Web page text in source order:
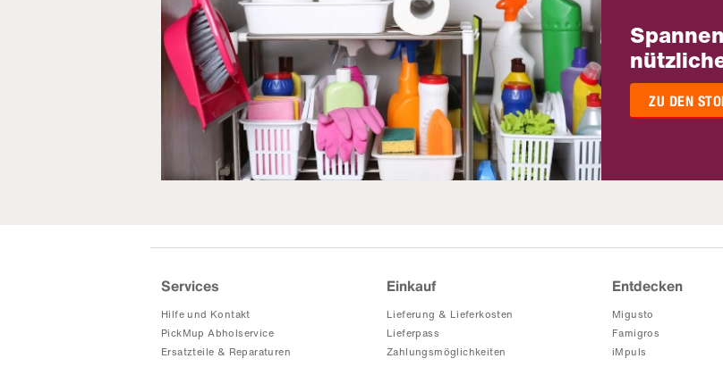
ZU DEN
Services
Hilfe und Kontakt
PickMup Abholservice
Ersatzteile & Reparaturen
Einkauf
Lieferung & Lieferkosten
Lieferpass
Zahlungsmöglichkeiten
Entdecken
Migusto
Famigros
iMpuls